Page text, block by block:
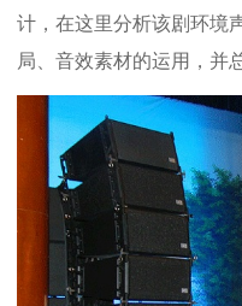
计，在这里分析该剧环境
局、音效素材的运用，并